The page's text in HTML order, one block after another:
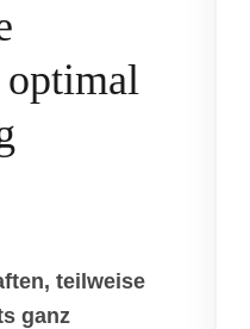
teilweise
ganz